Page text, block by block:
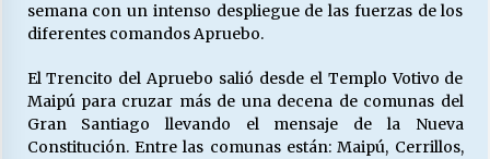
semana con un intenso despliegue de las fuerzas de los
diferentes comandos Apruebo.
El Trencito del Apruebo salió desde el Templo Votivo de
Maipú para cruzar más de una decena de comunas del
Gran Santiago llevando el mensaje de la Nueva
Constitución. Entre las comunas están: Maipú, Cerrillos,